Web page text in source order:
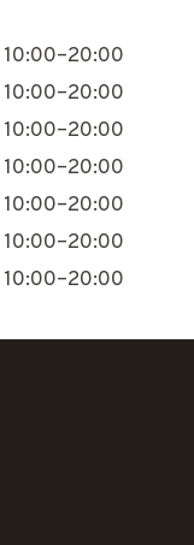
10:00–20:00
10:00–20:00
10:00–20:00
10:00–20:00
10:00–20:00
10:00–20:00
10:00–20:00